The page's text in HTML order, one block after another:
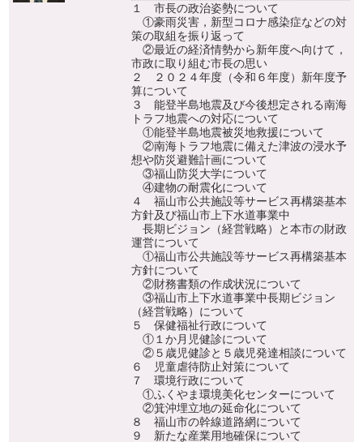
１ 市長の政治姿勢について
①豪雨災害，新型コロナ感染症などの対
策の取組を振り返って
②最近の経済情勢から新年度へ向けて，
市政に取り組む市長の思い
２ ２０２４年度（令和６年度）新年度予
算について
３ 能登半島地震及び今後想定される南海
トラフ地震への対応について
①能登半島地震被災地救援について
②南海トラフ地震に備えた津波の浸水予
想や防災避難計画について
③福山防災大学について
④建物の耐震化について
４ 福山市公共施設等サービス再構築基本
方針及び福山市上下水道事業中
長期ビジョン（経営戦略）と本市の財政
運営について
①福山市公共施設等サービス再構築基本
方針について
②財務書類の作成状況について
③福山市上下水道事業中長期ビジョン
（経営戦略）について
５ 保健福祉行政について
①１か月児健診について
②５歳児健診と５歳児発達相談について
６ 児童虐待防止対策について
７ 環境行政について
①ふくやま環境美化センターについて
②箕沖埋立地の延命化について
８ 福山市の幹線道路網について
９ 新たな産業用地確保について